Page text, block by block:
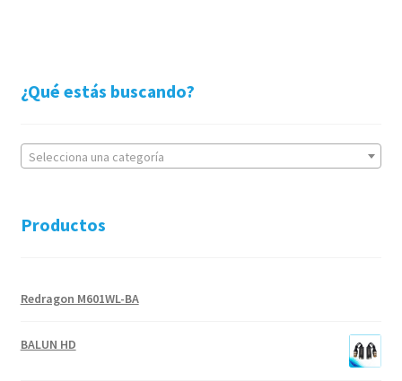
¿Qué estás buscando?
Selecciona una categoría
Productos
Redragon M601WL-BA
BALUN HD